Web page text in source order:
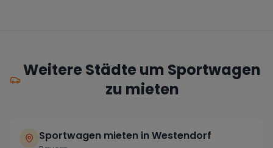
Weitere Städte um Sportwagen
zu mieten
Sportwagen mieten in Westendorf